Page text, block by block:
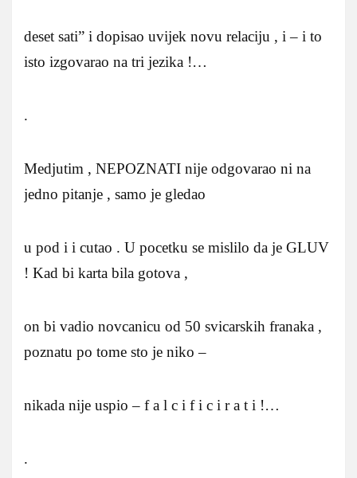
deset sati” i dopisao uvijek novu relaciju , i – i to
isto izgovarao na tri jezika !…
.
Medjutim , NEPOZNATI nije odgovarao ni na
jedno pitanje , samo je gledao
u pod i i cutao . U pocetku se mislilo da je GLUV
! Kad bi karta bila gotova ,
on bi vadio novcanicu od 50 svicarskih franaka ,
poznatu po tome sto je niko –
nikada nije uspio – f a l c i f i c i r a t i !…
.